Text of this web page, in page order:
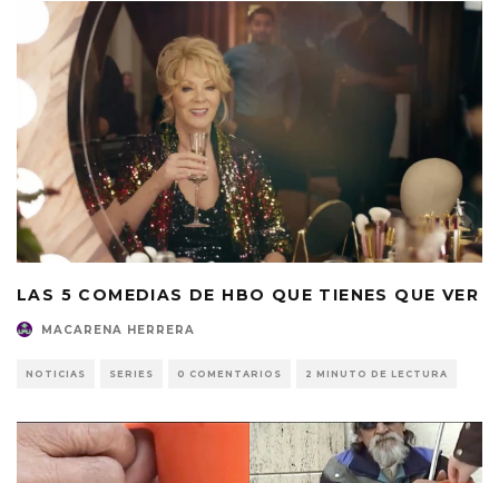
LAS 5 COMEDIAS DE HBO QUE TIENES QUE VER
MACARENA HERRERA
NOTICIAS SERIES 0 COMENTARIOS 2 MINUTO DE LECTURA